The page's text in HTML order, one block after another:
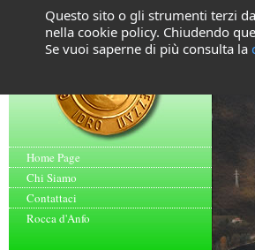
Home Page
Chi Siamo
Contattaci
Rocca d'Anfo
Questo sito o gli strumenti terzi
nella cookie policy. Chiudendo
Se vuoi saperne di più consulta la